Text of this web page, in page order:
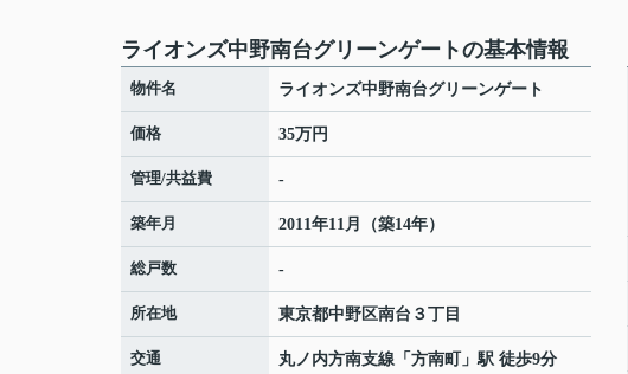
ライオンズ中野南台グリーンゲートの基本情報
物件名 ライオンズ中野南台グリーンゲート
価格 35万円
管理/共益費 -
築年月 2011年11月（築14年）
総戸数 -
所在地 東京都中野区南台 ３丁目
交通 丸ノ内方南支線 「 方南町
」駅 徒歩9分